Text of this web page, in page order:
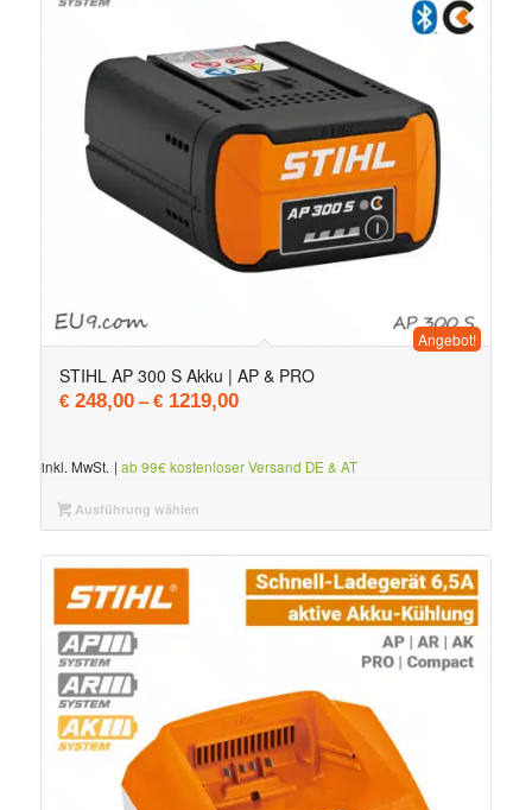
STIHL AP 300 S Akku | AP & PRO
€248,00–€1219,00
Angebot!
inkl. MwSt. | ab 99€ kostenloser Versand DE & AT
Ausführung wählen